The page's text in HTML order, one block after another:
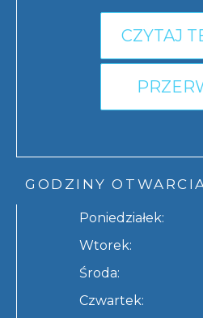
CZYTAJ
GODZINY
Poniedziałek:
Wtorek:
Środa:
Czwartek: